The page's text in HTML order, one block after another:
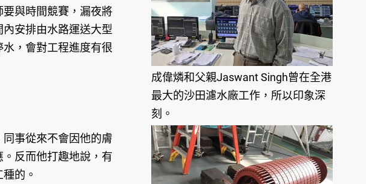
與時間競賽，漏夜將
安排由水路運送大型
，會對工程進度有很
事從來不會因他的膚
反而他打趣地說，有
的。
成偉燐和父親Jaswant Singh曾在全港
最大的沙田濾水廠工作，所以印象深
刻。